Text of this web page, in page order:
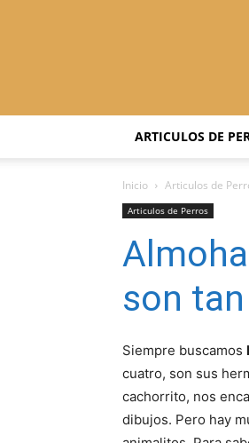
ARTICULOS DE
Inicio Articulos de
Articulos de Perros
son
Siempre buscamos
cuatro, son sus
cachorrito, nos
dibujos. Pero hay